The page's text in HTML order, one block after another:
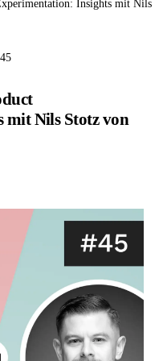
Insights mit Nils
Nils Stotz von